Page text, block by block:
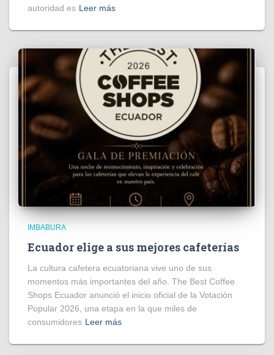
autoridad es Leer más
IMBABURA
Ecuador elige a sus mejores cafeterías
La cultura cafetera ecuatoriana vive uno de sus
momentos más importantes del año. The Best Coffee
Shops Ecuador anunció el inicio oficial de la Votación
Popular 2026, una etapa en la que miles de
consumidores Leer más